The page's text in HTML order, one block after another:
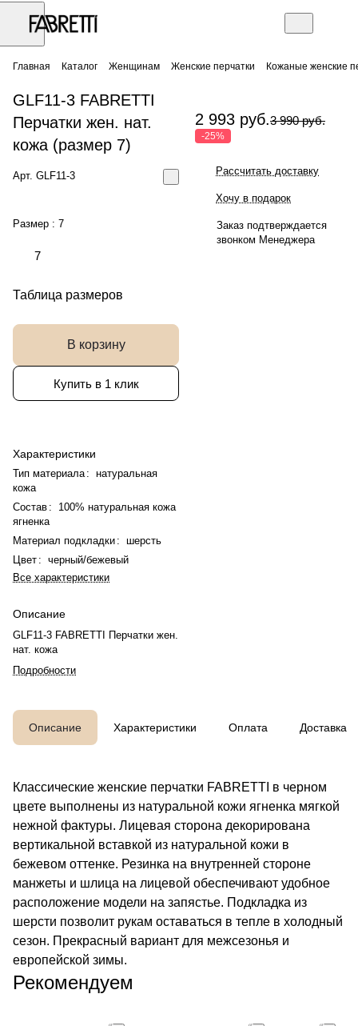
Главная Каталог Женщинам Женские перчатки Кожаные женские
GLF11-3 FABRETTI
Перчатки жен. нат.
кожа (размер 7)
Арт. GLF11-3
Размер : 7
7
Таблица размеров
В корзину
Купить в 1 клик
Характеристики
Тип материала : натуральная
кожа
Состав :
100% натуральная кожа
ягненка
Материал подкладки : шерсть
Цвет : черный/бежевый
Все характеристики
Описание
GLF11-3 FABRETTI Перчатки жен.
нат. кожа
Подробности
2 993 руб.3 990 руб.
-25%
Рассчитать доставку
Хочу в подарок
Заказ подтверждается
звонком Менеджера
Описание Характеристики Оплата Доставка
Классические женские перчатки FABRETTI в черном
цвете выполнены из натуральной кожи ягненка мягкой
нежной фактуры. Лицевая сторона декорирована
вертикальной вставкой из натуральной кожи в
бежевом оттенке. Резинка на внутренней стороне
манжеты и шлица на лицевой обеспечивают удобное
расположение модели на запястье. Подкладка из
шерсти позволит рукам оставаться в тепле в холодный
сезон. Прекрасный вариант для межсезонья и
европейской зимы.
Рекомендуем